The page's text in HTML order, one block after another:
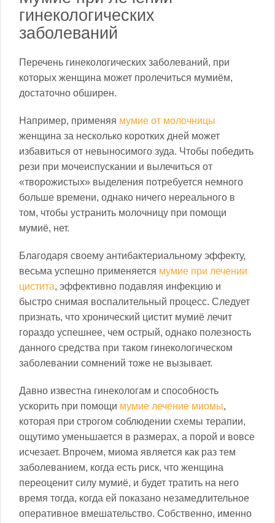
гинекологических
заболеваний
Перечень гинекологических заболеваний, при
которых женщина может пролечиться мумиём,
достаточно обширен.
Например, применяя мумие от молочницы
женщина за несколько коротких дней может
избавиться от невыносимого зуда. Чтобы победить
рези при мочеиспускании и вылечиться от
«творожистых» выделения потребуется немного
больше времени, однако ничего нереального в
том, чтобы устранить молочницу при помощи
мумиё, нет.
Благодаря своему антибактериальному эффекту,
весьма успешно применяется мумие при лечении
цистита, эффективно подавляя инфекцию и
быстро снимая воспалительный процесс. Следует
признать, что хронический цистит мумиё лечит
гораздо успешнее, чем острый, однако полезность
данного средства при таком гинекологическом
заболевании сомнений тоже не вызывает.
Давно известна гинекологам и способность
ускорить при помощи мумие лечение миомы,
которая при строгом соблюдении схемы терапии,
ощутимо уменьшается в размерах, а порой и вовсе
исчезает. Впрочем, миома является как раз тем
заболеванием, когда есть риск, что женщина
переоценит силу мумиё, и будет тратить на него
время тогда, когда ей показано незамедлительное
оперативное вмешательство. Собственно, именно